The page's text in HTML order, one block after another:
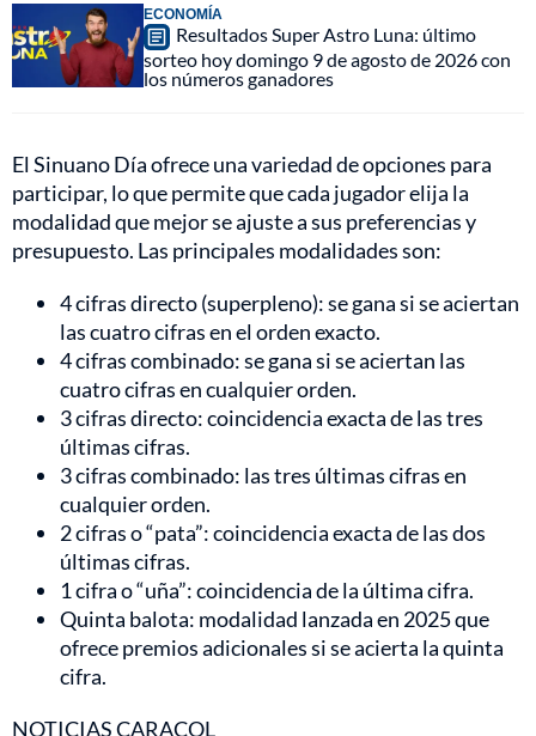
ECONOMÍA
Resultados Super Astro Luna: último
sorteo hoy domingo 9 de agosto de 2026 con
los números ganadores
El Sinuano Día ofrece una variedad de opciones para
participar, lo que permite que cada jugador elija la
modalidad que mejor se ajuste a sus preferencias y
presupuesto. Las principales modalidades son:
4 cifras directo (superpleno): se gana si se aciertan
las cuatro cifras en el orden exacto.
4 cifras combinado: se gana si se aciertan las
cuatro cifras en cualquier orden.
3 cifras directo: coincidencia exacta de las tres
últimas cifras.
3 cifras combinado: las tres últimas cifras en
cualquier orden.
2 cifras o “pata”: coincidencia exacta de las dos
últimas cifras.
1 cifra o “uña”: coincidencia de la última cifra.
Quinta balota: modalidad lanzada en 2025 que
ofrece premios adicionales si se acierta la quinta
cifra.
NOTICIAS CARACOL